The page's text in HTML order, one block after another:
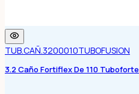
TUB.CAÑ.3200010TUBOFUSION
3.2 Caño Fortiflex De 110 Tuboforte